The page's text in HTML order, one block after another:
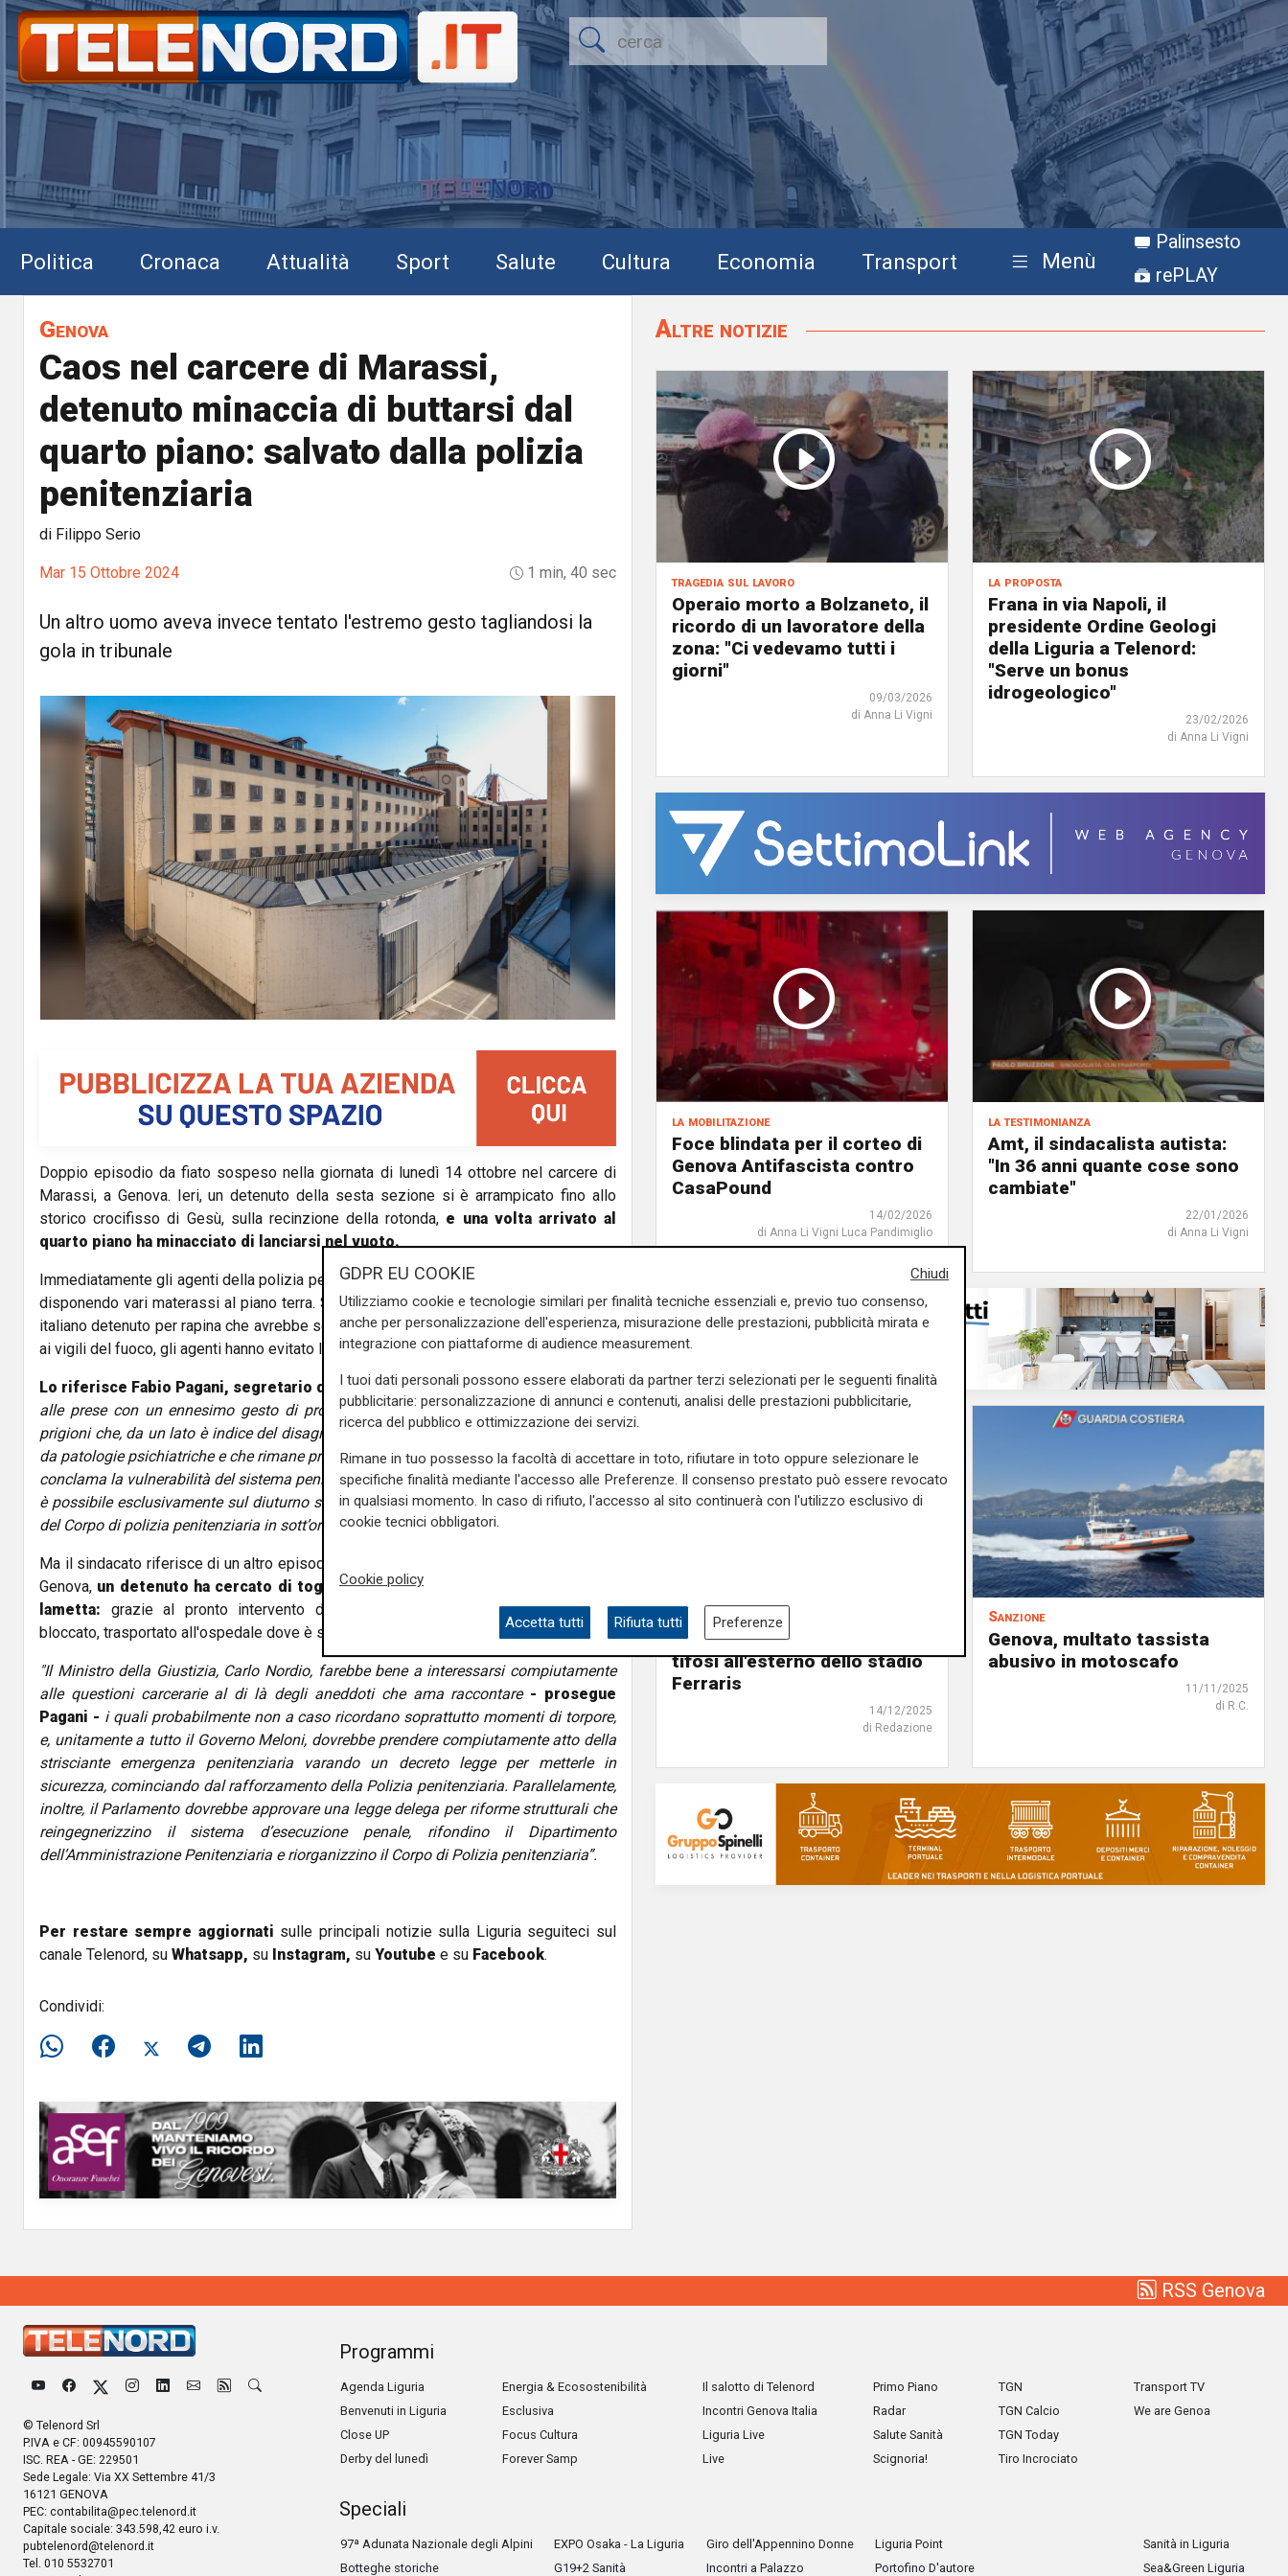
Politica Cronaca Attualità Sport Salute Cultura Economia Transport Menù
Palinsesto
rePLAY
Genova
Caos nel carcere di Marassi,
detenuto minaccia di buttarsi dal
quarto piano: salvato dalla polizia
penitenziaria
di Filippo Serio
Mar 15 Ottobre 2024 1 min, 40 sec
Un altro uomo aveva invece tentato l'estremo gesto tagliandosi la
gola in tribunale
Doppio episodio da fiato sospeso nella giornata di lunedì 14 ottobre nel carcere di
Marassi, a Genova. Ieri, un detenuto della sesta sezione si è arrampicato fino allo
storico crocifisso di Gesù, sulla recinzione della rotonda, e una volta arrivato al
quarto piano ha minacciato di lanciarsi nel vuoto.
Immediatamente gli agenti della polizia penitenziaria si sono attivati dando l'allarme e
disponendo vari materassi al piano terra. Sono poi iniziate le trattative con l'uomo, un
italiano detenuto per rapina che avrebbe scontato la pena a gennaio del 2025: insieme
ai vigili del fuoco, gli agenti hanno evitato la tragedia dopo tre ore di trattative.
Lo riferisce Fabio Pagani, segretario della UILPA Polizia Penitenziaria: “Siamo
alle prese con un ennesimo gesto di protesta estremo di un detenuto nelle nostre
prigioni che, da un lato è indice del disagio in cui versa l’utenza, specie quella affetta
da patologie psichiatriche e che rimane pressoché abbandonata a se stessa, dall’altro
conclama la vulnerabilità del sistema penitenziario le cui sorti si reggono per quel che
è possibile esclusivamente sul diuturno sacrificio degli operatori, primi fra tutti quelli
del Corpo di polizia penitenziaria in sott’organico di 18mila unità”.
Ma il sindacato riferisce di un altro episodio: sempre lunedì, nelle aule del tribunale di
Genova, un detenuto ha cercato di togliersi la vita tagliandosi la gola con una
lametta: grazie al pronto intervento della polizia penitenziaria l'uomo è stato
bloccato, trasportato all'ospedale dove è stato ricucito e salvato.
"Il Ministro della Giustizia, Carlo Nordio, farebbe bene a interessarsi compiutamente
alle questioni carcerarie al di là degli aneddoti che ama raccontare - prosegue
Pagani - i quali probabilmente non a caso ricordano soprattutto momenti di torpore,
e, unitamente a tutto il Governo Meloni, dovrebbe prendere compiutamente atto della
strisciante emergenza penitenziaria varando un decreto legge per metterle in
sicurezza, cominciando dal rafforzamento della Polizia penitenziaria. Parallelamente,
inoltre, il Parlamento dovrebbe approvare una legge delega per riforme strutturali che
reingegnerizzino il sistema d’esecuzione penale, rifondino il Dipartimento
dell’Amministrazione Penitenziaria e riorganizzino il Corpo di Polizia penitenziaria”.
Per restare sempre aggiornati sulle principali notizie sulla Liguria seguiteci sul
canale Telenord, su Whatsapp, su Instagram, su Youtube e su Facebook.
Condividi:
Altre notizie
tragedia sul lavoro
Operaio morto a Bolzaneto, il
ricordo di un lavoratore della
zona: "Ci vedevamo tutti i
giorni"
09/03/2026
di Anna Li Vigni
la proposta
Frana in via Napoli, il
presidente Ordine Geologi
della Liguria a Telenord:
"Serve un bonus
idrogeologico"
23/02/2026
di Anna Li Vigni
la mobilitazione
Foce blindata per il corteo di
Genova Antifascista contro
CasaPound
14/02/2026
di Anna Li Vigni Luca Pandimiglio
la testimonianza
Amt, il sindacalista autista:
"In 36 anni quante cose sono
cambiate"
22/01/2026
di Anna Li Vigni
Pre partita
Genoa-Inter, tafferugli tra
tifosi all'esterno dello stadio
Ferraris
14/12/2025
di Redazione
Sanzione
Genova, multato tassista
abusivo in motoscafo
11/11/2025
di R.C.
RSS Genova
© Telenord Srl
P.IVA e CF: 00945590107
ISC. REA - GE: 229501
Sede Legale: Via XX Settembre 41/3
16121 GENOVA
PEC: contabilita@pec.telenord.it
Capitale sociale: 343.598,42 euro i.v.
pubtelenord@telenord.it
Tel. 010 5532701
Programmi
Agenda Liguria
Benvenuti in Liguria
Close UP
Derby del lunedì
Energia & Ecosostenibilità
Esclusiva
Focus Cultura
Forever Samp
Il salotto di Telenord
Incontri Genova Italia
Liguria Live
Live
Primo Piano
Radar
Salute Sanità
Scignoria!
TGN
TGN Calcio
TGN Today
Tiro Incrociato
Transport TV
We are Genoa
Speciali
97ª Adunata Nazionale degli Alpini
Botteghe storiche
EXPO Osaka - La Liguria
G19+2 Sanità
Giro dell'Appennino Donne
Incontri a Palazzo
Liguria Point
Portofino D'autore
Sanità in Liguria
Sea&Green Liguria
Chiudi
GDPR EU COOKIE
Utilizziamo cookie e tecnologie similari per finalità tecniche essenziali e, previo tuo consenso,
anche per personalizzazione dell'esperienza, misurazione delle prestazioni, pubblicità mirata e
integrazione con piattaforme di audience measurement.
I tuoi dati personali possono essere elaborati da partner terzi selezionati per le seguenti finalità
pubblicitarie: personalizzazione di annunci e contenuti, analisi delle prestazioni pubblicitarie,
ricerca del pubblico e ottimizzazione dei servizi.
Rimane in tuo possesso la facoltà di accettare in toto, rifiutare in toto oppure selezionare le
specifiche finalità mediante l'accesso alle Preferenze. Il consenso prestato può essere revocato
in qualsiasi momento. In caso di rifiuto, l'accesso al sito continuerà con l'utilizzo esclusivo di
cookie tecnici obbligatori.
Cookie policy
Accetta tutti Rifiuta tutti Preferenze